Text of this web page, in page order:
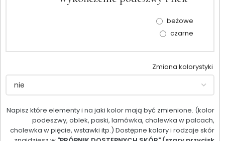
beżowe
czarne
Zmiana kolorystyki
Napisz które elementy i na jaki kolor mają być zmienione. (kolor
podeszwy, oblek, paski, lamówka, cholewka w palcach,
cholewka w pięcie, wstawki itp.) Dostępne kolory i rodzaje skór